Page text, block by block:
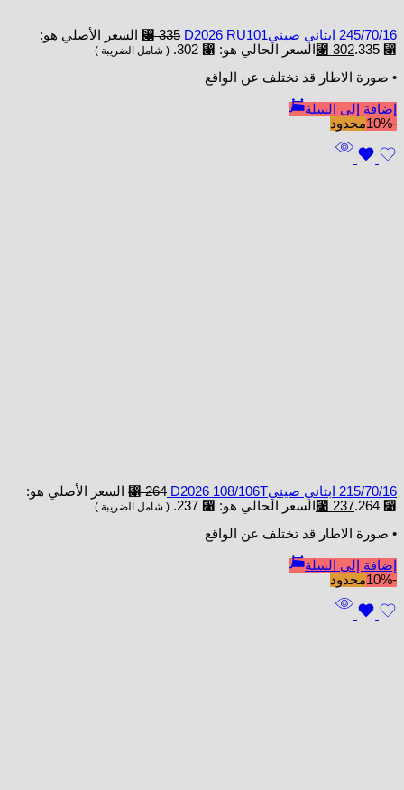
245/70/16 ابتاني صينيD2026 RU101 ⃁335
السعر الأصلي هو:
⃁ 335.
⃁ 302 السعر الحالي هو: ⃁ 302. ( شامل الضريبة )
• صورة الاطار قد تختلف عن الواقع
إضافة إلى السلة
-10%
محدود
215/70/16 ابتاني صينيD2026 108/106T ⃁264
السعر الأصلي هو:
⃁ 264.
⃁ 237 السعر الحالي هو: ⃁ 237. ( شامل الضريبة )
• صورة الاطار قد تختلف عن الواقع
إضافة إلى السلة
-10%
محدود